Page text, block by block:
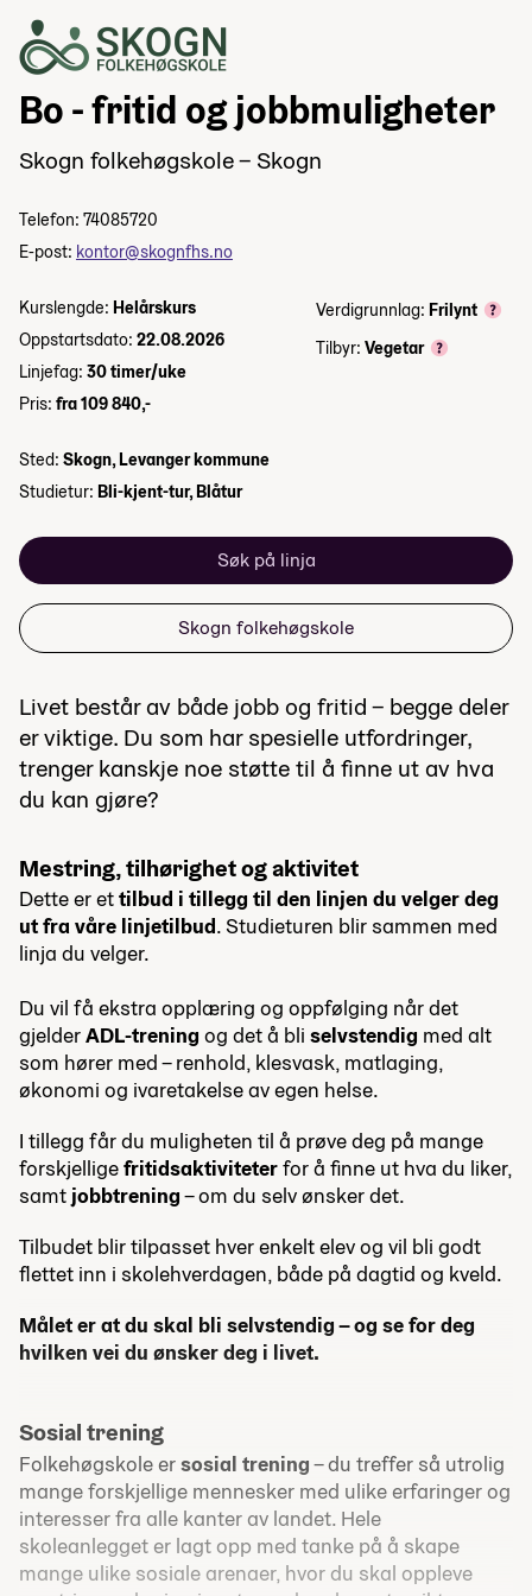
Bo - fritid og jobbmuligheter
Skogn folkehøgskole – Skogn
Telefon: 74085720
E-post: kontor@skognfhs.no
Kurslengde: Helårskurs
Oppstartsdato: 22.08.2026
Linjefag: 30 timer/uke
Pris: fra 109 840,-
Verdigrunnlag: Frilynt
Tilbyr: Vegetar
Sted: Skogn, Levanger kommune
Studietur: Bli-kjent-tur, Blåtur
Søk på linja
Skogn folkehøgskole
Livet består av både jobb og fritid – begge deler
er viktige. Du som har spesielle utfordringer,
trenger kanskje noe støtte til å finne ut av hva
du kan gjøre?
Mestring, tilhørighet og aktivitet
Dette er ettilbud i tillegg til den linjen du velger deg
ut fra våre linjetilbud. Studieturen blir sammen med
linja du velger.
Du vil få ekstra opplæring og oppfølging når det
gjelderADL-trening og det å bli selvstendig med alt
som hører med – renhold, klesvask, matlaging,
økonomi og ivaretakelse av egen helse.
I tillegg får du muligheten til å prøve deg på mange
forskjelligefritidsaktiviteterfor å finne ut hva du liker,
samt jobbtrening– om du selv ønsker det.
Tilbudet blir tilpasset hver enkelt elev og vil bli godt
flettet inn i skolehverdagen, både på dagtid og kveld.
Målet er at du skal bli selvstendig – og se for deg
hvilken vei du ønsker deg i livet.
Sosial trening
Folkehøgskole ersosial trening– du treffer så utrolig
mange forskjellige mennesker med ulike erfaringer og
interesser fra alle kanter av landet. Hele
skoleanlegget er lagt opp med tanke på å skape
mange ulike sosiale arenaer, hvor du skal oppleve